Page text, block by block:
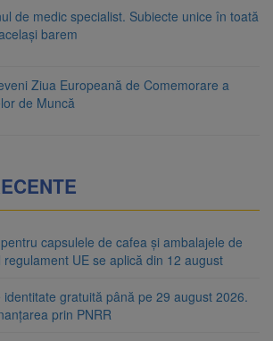
de medic specialist. Subiecte unice în toată
barem
Ziua Europeană de Comemorare a
de Muncă
capsulele de cafea și ambalajele de
UE se aplică din 12 august
gratuită până pe 29 august 2026.
prin PNRR